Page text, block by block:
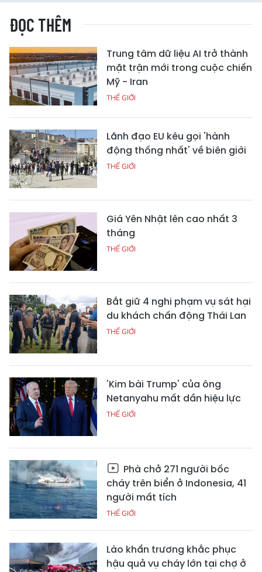
ĐỌC THÊM
Trung tâm dữ liệu AI trở thành
mặt trận mới trong cuộc chiến
Mỹ - Iran
THẾ GIỚI
Lãnh đạo EU kêu gọi 'hành
động thống nhất' về biên giới
THẾ GIỚI
Giá Yên Nhật lên cao nhất 3
tháng
THẾ GIỚI
Bắt giữ 4 nghi phạm vụ sát hại
du khách chấn động Thái Lan
THẾ GIỚI
'Kim bài Trump' của ông
Netanyahu mất dần hiệu lực
THẾ GIỚI
Phà chở 271 người bốc
cháy trên biển ở Indonesia, 41
người mất tích
THẾ GIỚI
Lào khẩn trương khắc phục
hậu quả vụ cháy lớn tại chợ ở